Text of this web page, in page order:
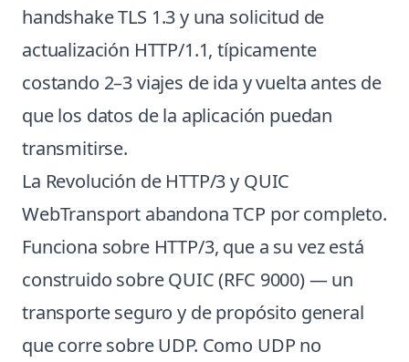
handshake TLS 1.3 y una solicitud de
actualización HTTP/1.1, típicamente
costando 2–3 viajes de ida y vuelta antes de
que los datos de la aplicación puedan
transmitirse.
La Revolución de HTTP/3 y QUIC
WebTransport abandona TCP por completo.
Funciona sobre HTTP/3, que a su vez está
construido sobre QUIC (RFC 9000) — un
transporte seguro y de propósito general
que corre sobre UDP. Como UDP no